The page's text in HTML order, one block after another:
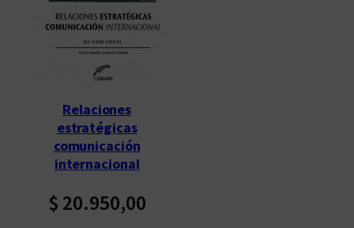
Relaciones
estratégicas
comunicación
internacional
$ 20.950,00